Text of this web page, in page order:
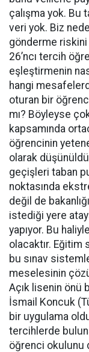
çalışma yok. Bu
veri yok. Biz
gönderme riskini
26’ncı tercih
eşleştirmenin
hangi
oturan bir
mı? Böyleyse
kapsamında
öğrencinin
olarak
geçişleri taban
noktasında
değil de
istediği yere
yapıyor. Bu
olacaktır.
bu sınav
meselesinin
Açık lisenin önü
İsmail Koncuk
bir uygulama
tercihlerde
öğrenci okulunu